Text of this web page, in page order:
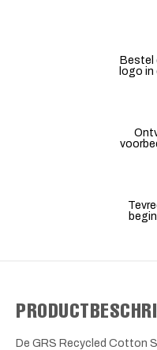
Bestel
logo
De GRS Recycled Cotton